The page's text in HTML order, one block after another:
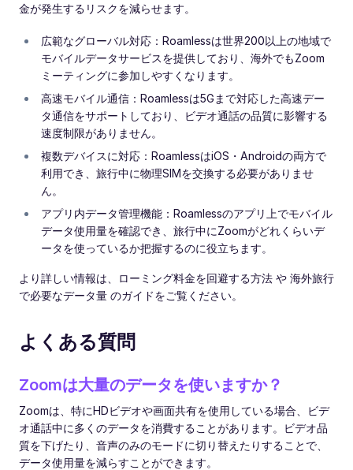
金が発生するリスクを減らせます。
広範なグローバル対応：Roamlessは世界200以上の地域で
モバイルデータサービスを提供しており、海外でもZoom
ミーティングに参加しやすくなります。
高速モバイル通信：Roamlessは5Gまで対応した高速デー
タ通信をサポートしており、ビデオ通話の品質に影響する
速度制限がありません。
複数デバイスに対応：RoamlessはiOS・Androidの両方で
利用でき、旅行中に物理SIMを交換する必要がありませ
ん。
アプリ内データ管理機能：Roamlessのアプリ上でモバイル
データ使用量を確認でき、旅行中にZoomがどれくらいデ
ータを使っているか把握するのに役立ちます。
より詳しい情報は、ローミング料金を回避する方法 や 海外旅行
で必要なデータ量 のガイドをご覧ください。
よくある質問
Zoomは大量のデータを使いますか？
Zoomは、特にHDビデオや画面共有を使用している場合、ビデ
オ通話中に多くのデータを消費することがあります。ビデオ品
質を下げたり、音声のみのモードに切り替えたりすることで、
データ使用量を減らすことができます。